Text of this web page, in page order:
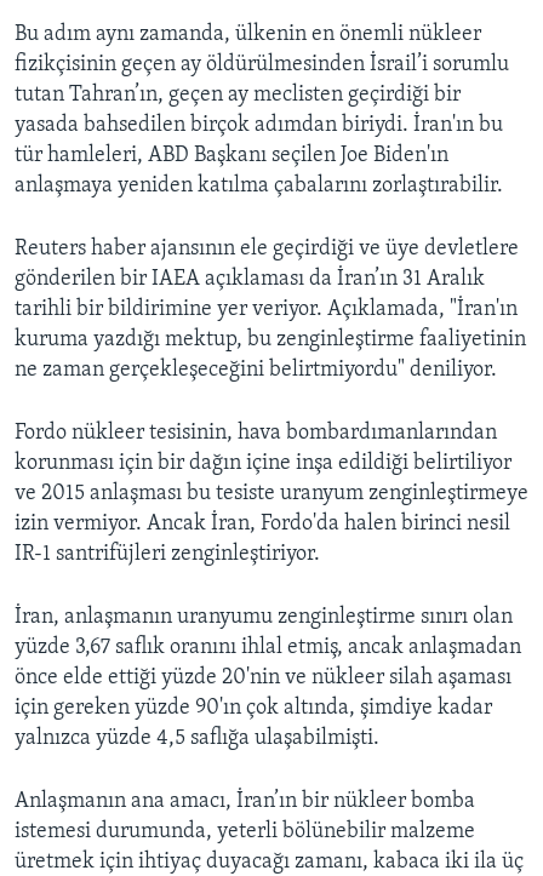
Bu adım aynı zamanda, ülkenin en önemli nükleer
fizikçisinin geçen ay öldürülmesinden İsrail’i sorumlu
tutan Tahran’ın, geçen ay meclisten geçirdiği bir
yasada bahsedilen birçok adımdan biriydi. İran'ın bu
tür hamleleri, ABD Başkanı seçilen Joe Biden'ın
anlaşmaya yeniden katılma çabalarını zorlaştırabilir.
Reuters haber ajansının ele geçirdiği ve üye devletlere
gönderilen bir IAEA açıklaması da İran’ın 31 Aralık
tarihli bir bildirimine yer veriyor. Açıklamada, "İran'ın
kuruma yazdığı mektup, bu zenginleştirme faaliyetinin
ne zaman gerçekleşeceğini belirtmiyordu" deniliyor.
Fordo nükleer tesisinin, hava bombardımanlarından
korunması için bir dağın içine inşa edildiği belirtiliyor
ve 2015 anlaşması bu tesiste uranyum zenginleştirmeye
izin vermiyor. Ancak İran, Fordo'da halen birinci nesil
IR-1 santrifüjleri zenginleştiriyor.
İran, anlaşmanın uranyumu zenginleştirme sınırı olan
yüzde 3,67 saflık oranını ihlal etmiş, ancak anlaşmadan
önce elde ettiği yüzde 20'nin ve nükleer silah aşaması
için gereken yüzde 90'ın çok altında, şimdiye kadar
yalnızca yüzde 4,5 saflığa ulaşabilmişti.
Anlaşmanın ana amacı, İran’ın bir nükleer bomba
istemesi durumunda, yeterli bölünebilir malzeme
üretmek için ihtiyaç duyacağı zamanı, kabaca iki ila üç